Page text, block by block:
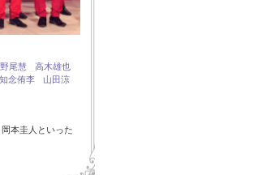
尾慧
高木雄也
知念侑李
山田涼
本圭人といった